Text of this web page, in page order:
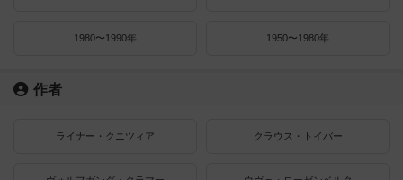
1980〜1990年 1950〜1980年
作者
ライナー・クニツィア クラウス・トイバー